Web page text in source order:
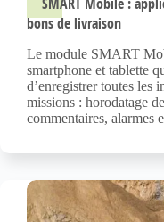
bons de livraison
Le module SMART
smartphone et tablette
d’enregistrer toutes les
missions : horodatage
commentaires, alarmes